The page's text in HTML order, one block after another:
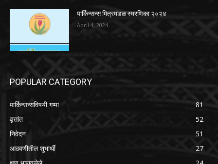
पार्किन्सन्स मित्रमंडळ स्मरणिका २०२४
April 4, 2024
POPULAR CATEGORY
पार्किन्सन्सविषयी गप्पा
81
वृत्तांत
52
निवेदन
51
आठवणीतील शुभार्थी
27